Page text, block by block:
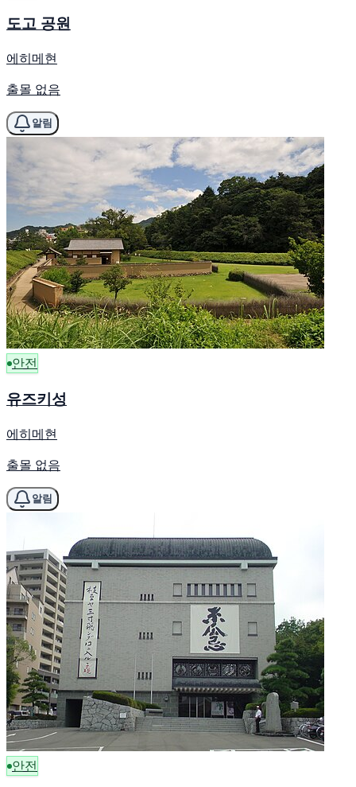
도고 공원
에히메현
출몰 없음
알림
안전
유즈키성
에히메현
출몰 없음
알림
안전